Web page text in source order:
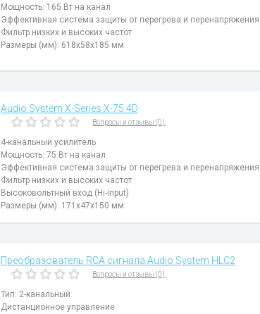
Мощность: 165 Вт на канал
Эффективная система защиты от перегрева и перенапряжения
Фильтр низких и высоких частот
Размеры (мм): 618x58x185 мм
Audio System X-Series X-75.4D
Вопросы и отзывы (0)
4-канальный усилитель
Мощность: 75 Вт на канал
Эффективная система защиты от перегрева и перенапряжения
Фильтр низких и высоких частот
Высоковольтный вход (Hi-input)
Размеры (мм): 171x47x150 мм
Преобразователь RCA сигнала Audio System HLC2
Вопросы и отзывы (0)
Тип: 2-канальный
Дистанционное управление